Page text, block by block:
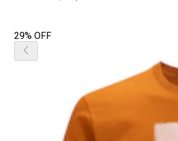
29% OFF